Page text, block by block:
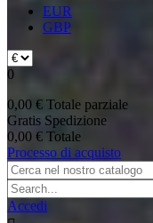
EUR
GBP
0
0,00 € Totale parziale
Gratis Spedizione
0,00 € Totale
Processo di acquisto
Accedi